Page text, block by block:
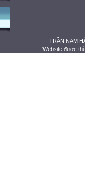
TRẦN NAM
Website được